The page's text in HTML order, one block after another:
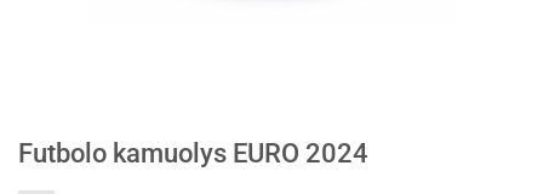
Futbolo kamuolys EURO 2024